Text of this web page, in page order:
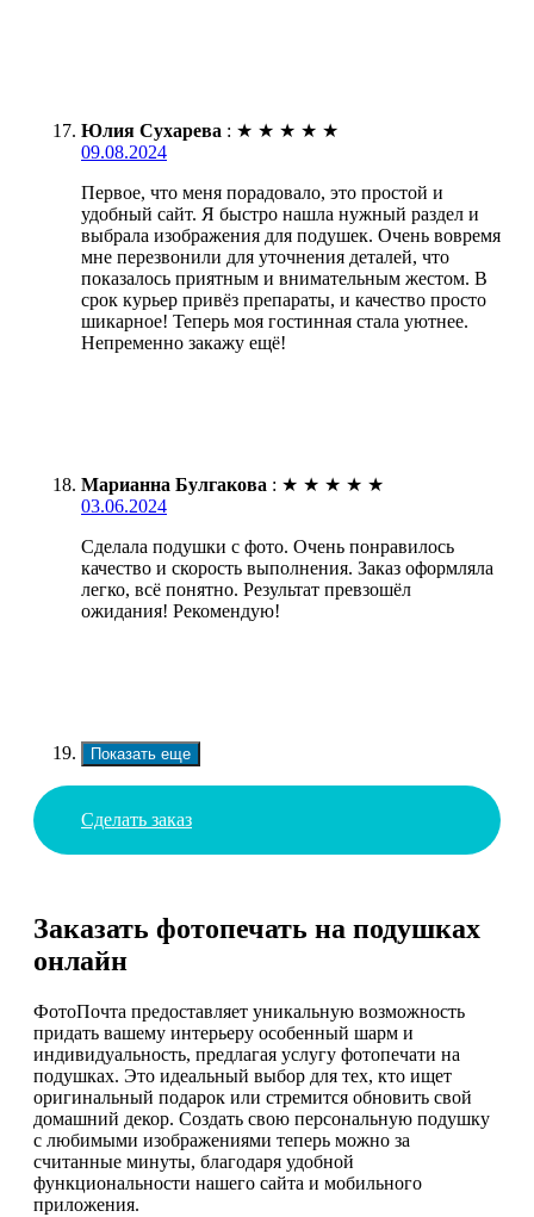
Юлия Сухарева : ★ ★ ★ ★ ★
09.08.2024
Первое, что меня порадовало, это простой и
удобный сайт. Я быстро нашла нужный раздел и
выбрала изображения для подушек. Очень вовремя
мне перезвонили для уточнения деталей, что
показалось приятным и внимательным жестом. В
срок курьер привёз препараты, и качество просто
шикарное! Теперь моя гостинная стала уютнее.
Непременно закажу ещё!
Марианна Булгакова : ★ ★ ★ ★ ★
03.06.2024
Сделала подушки с фото. Очень понравилось
качество и скорость выполнения. Заказ оформляла
легко, всё понятно. Результат превзошёл
ожидания! Рекомендую!
Показать еще
Сделать заказ
Заказать фотопечать на подушках
онлайн
ФотоПочта предоставляет уникальную возможность
придать вашему интерьеру особенный шарм и
индивидуальность, предлагая услугу фотопечати на
подушках. Это идеальный выбор для тех, кто ищет
оригинальный подарок или стремится обновить свой
домашний декор. Создать свою персональную подушку
с любимыми изображениями теперь можно за
считанные минуты, благодаря удобной
функциональности нашего сайта и мобильного
приложения.